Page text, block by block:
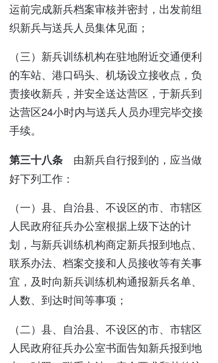
运前完成新兵档案审核并密封，出发前组
织新兵与送兵人员集体见面；
（三）新兵训练机构在驻地附近交通便利
的车站、港口码头、机场设立接收点，负
责接收新兵，并安全送达营区，于新兵到
达营区24小时内与送兵人员办理完毕交接
手续。
第三十八条 由新兵自行报到的，应当做
好下列工作：
（一）县、自治县、不设区的市、市辖区
人民政府征兵办公室根据上级下达的计
划，与新兵训练机构商定新兵报到地点、
联系办法、档案交接和人员接收等有关事
宜，及时向新兵训练机构通报新兵名单、
人数、到达时间等事项；
（二）县、自治县、不设区的市、市辖区
人民政府征兵办公室书面告知新兵报到地